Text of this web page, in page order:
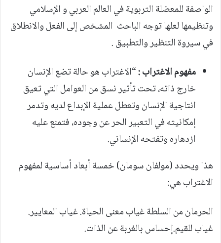
الواصفة للمعضلة التربوية في العالم العربي و الإسلامي
وتنظيمها لعلها توجه الباحث المشخص إلى الفعل والانطلاق
في سيروة التنظير والتطبيق .
مفهوم الاغتراب :“الاغتراب هو حالة تضع الإنسان
خارج ذاته، تحت تأثير نسق من العوامل التي تعيق
انتاجية الإنسان وتعطل عملية الإبداع لديه وتدمر
إمكانيته في التعبير الحر عن وجوده، فتمنع عليه
ازدهاره وتفتحه الإنساني.
هذا ويحدد (مولفان سومان) خمسة أبعاد أساسية لمفهوم
الاغتراب هي:
الحرمان من السلطة غياب معنى الحياة. غياب المعايير.
غياب للقيم.إحساس بالغربة عن الذات.